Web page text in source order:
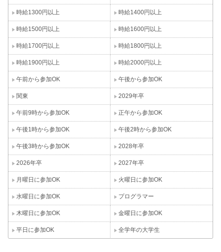
時給1300円以上 時給1400円以上
時給1500円以上 時給1600円以上
時給1700円以上 時給1800円以上
時給1900円以上 時給2000円以上
午前から参加OK 午後から参加OK
関東 2029年卒
午前9時から参加OK 正午から参加OK
午後1時から参加OK 午後2時から参加OK
午後3時から参加OK 2028年卒
2026年卒 2027年卒
月曜日に参加OK 火曜日に参加OK
水曜日に参加OK プログラマー
木曜日に参加OK 金曜日に参加OK
平日に参加OK 全学年の大学生